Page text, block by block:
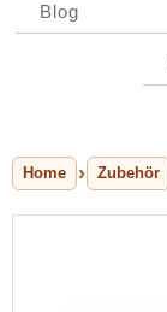
Blog
Home Zubehör